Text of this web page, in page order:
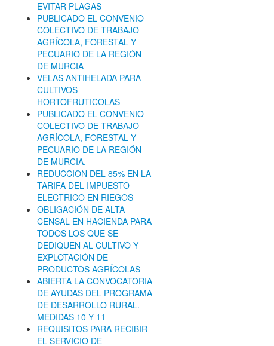
EVITAR PLAGAS
PUBLICADO EL CONVENIO
COLECTIVO DE TRABAJO
AGRÍCOLA, FORESTAL Y
PECUARIO DE LA REGIÓN
DE MURCIA
VELAS ANTIHELADA PARA
CULTIVOS
HORTOFRUTICOLAS
PUBLICADO EL CONVENIO
COLECTIVO DE TRABAJO
AGRÍCOLA, FORESTAL Y
PECUARIO DE LA REGIÓN
DE MURCIA.
REDUCCION DEL 85% EN LA
TARIFA DEL IMPUESTO
ELECTRICO EN RIEGOS
OBLIGACIÓN DE ALTA
CENSAL EN HACIENDA PARA
TODOS LOS QUE SE
DEDIQUEN AL CULTIVO Y
EXPLOTACIÓN DE
PRODUCTOS AGRÍCOLAS
ABIERTA LA CONVOCATORIA
DE AYUDAS DEL PROGRAMA
DE DESARROLLO RURAL.
MEDIDAS 10 Y 11
REQUISITOS PARA RECIBIR
EL SERVICIO DE